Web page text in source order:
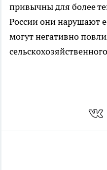
привычны для более
России они нарушают
могут негативно